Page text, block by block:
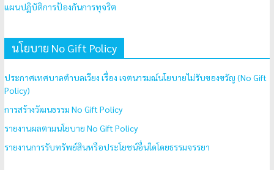
แผนปฏิบัติการป้องกันการทุจริต
นโยบาย No Gift Policy
ประกาศเทศบาลตำบลเวียง เรื่อง เจตนารมณ์นโยบายไม่รับของขวัญ (No Gift
Policy)
การสร้างวัฒนธรรม No Gift Policy
รายงานผลตามนโยบาย No Gift Policy
รายงานการรับทรัพย์สินหรือประโยชน์อื่นใดโดยธรรมจรรยา